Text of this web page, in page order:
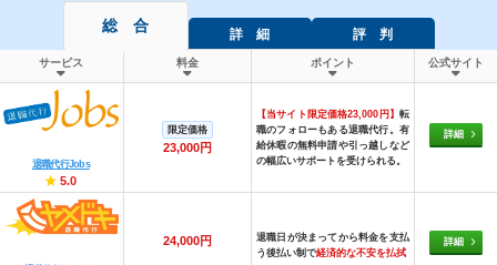
総 合 詳 細 評 判
サービス 料金 ポイント 公式サイト
退職代行Jobs
★ 5.0
限定価格
23,000円
【当サイト限定価格23,000円】 転
職のフォローもある退職代行。有
給休暇の無料申請や引っ越しなど
の幅広いサポートを受けられる。
詳細
24,000円
退職日が決まってから料金を支払
う後払い制で経済的な不安を払拭
詳細